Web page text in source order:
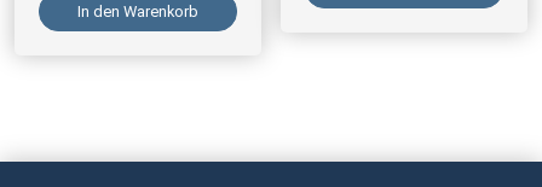
In den Warenkorb